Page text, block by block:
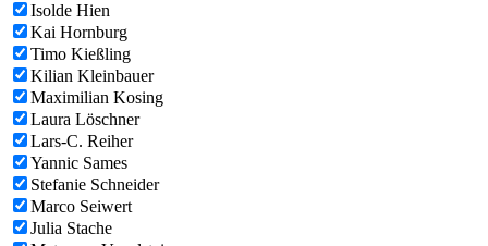
Isolde Hien
Kai Hornburg
Timo Kießling
Kilian Kleinbauer
Maximilian Kosing
Laura Löschner
Lars-C. Reiher
Yannic Sames
Stefanie Schneider
Marco Seiwert
Julia Stache